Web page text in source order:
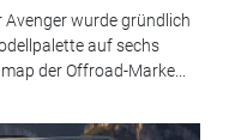
wurde gründlich
auf sechs
der Offroad-Marke...